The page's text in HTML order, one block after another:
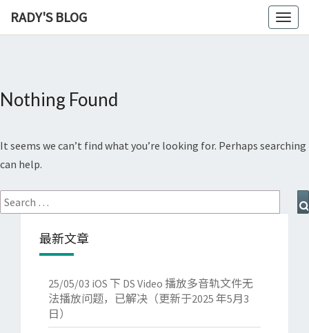
RADY'S BLOG
Nothing
Nothing Found
It seems we can’t find what you’re looking for. Perhaps searching
can help.
Search
for:
最新文章
25/05/03 iOS 下 DS Video 播放多音轨文件无
法播放问题，已解决（更新于2025 年5月3
日）